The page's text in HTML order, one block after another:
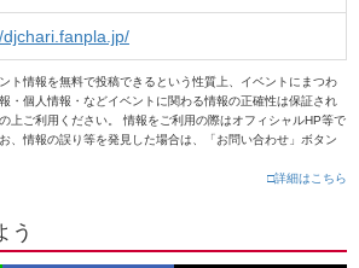
djchari.fanpla.jp/
ト情報を無料で投稿できるという性質上、イベントにまつわ
・個人情報・などイベントに関わる情報の正確性は保証され
上ご利用ください。 情報をご利用の際はオフィシャルHP等で
、情報の誤り等を発見した場合は、「お問い合わせ」ボタン
□詳細はこちら
う